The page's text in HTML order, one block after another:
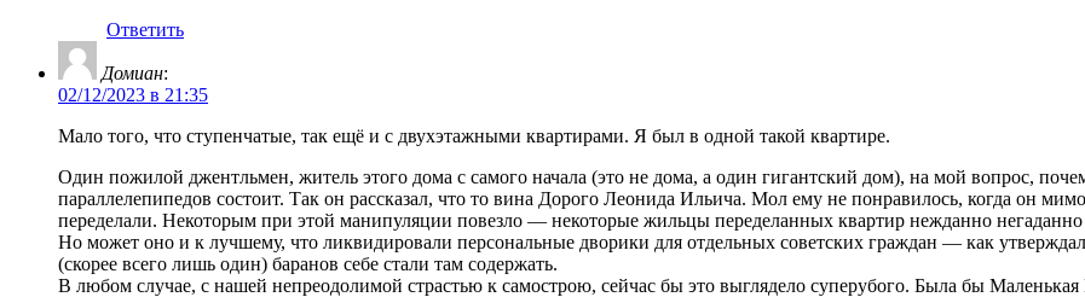
Ответить
Домиан:
02/12/2023 в 21:35
Мало того, что ступенчатые, так ещё и с двухэтажными квартирами. Я был в одной такой квартире.
Один пожилой джентльмен, житель этого дома с самого начала (это не дома, а один гигантский дом), на мой вопрос,
параллелепипедов состоит. Так он рассказал, что то вина Дорого Леонида Ильича. Мол ему не понравилось, когда он
переделали. Некоторым при этой манипуляции повезло — некоторые жильцы переделанных квартир нежданно негаданно
Но может оно и к лучшему, что ликвидировали персональные дворики для отдельных советских граждан — как
(скорее всего лишь один) баранов себе стали там содержать.
В любом случае, с нашей непреодолимой страстью к самострою, сейчас бы это выглядело суперубого. Была бы Маленькая